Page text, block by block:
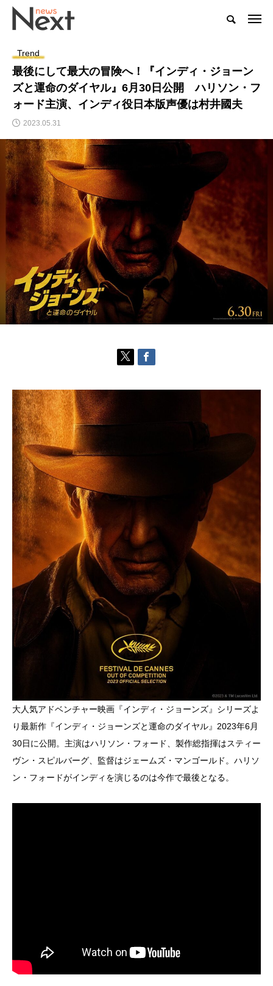
Trend
最後にして最大の冒険へ！『インディ・ジョーン
ズと運命のダイヤル』6月30日公開 ハリソン・フ
ォード主演、インディ役日本版声優は村井國夫
2023.05.31
大人気アドベンチャー映画『インディ・ジョーンズ』シリーズよ
り最新作『インディ・ジョーンズと運命のダイヤル』2023年6月
30日に公開。主演はハリソン・フォード、製作総指揮はスティー
ヴン・スピルバーグ、監督はジェームズ・マンゴールド。ハリソ
ン・フォードがインディを演じるのは今作で最後となる。